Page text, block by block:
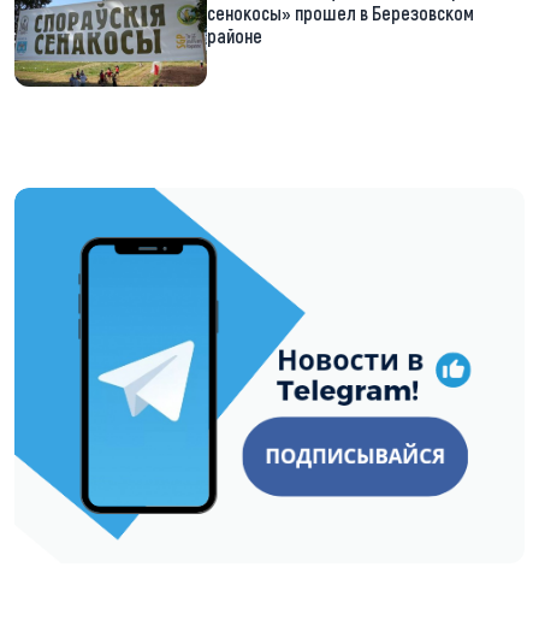
сенокосы» прошел в Березовском
районе
https://t.me/minskctvby